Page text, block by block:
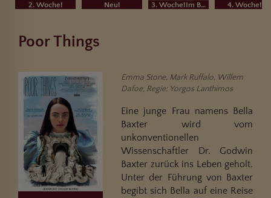
2. Woche! Neu! 3. Woche!Im Bundesstart 4. Woche!
Poor Things
Emma Stone, Mark Ruffalo, Willem
Dafoe, Regie: Yorgos Lanthimos
Eine junge Frau namens Bella
Baxter wird vom
unkonventionellen
Wissenschaftler Dr. Godwin
Baxter zurück ins Leben geholt.
Unter der Führung von Baxter
begibt sich Bella auf eine Reise